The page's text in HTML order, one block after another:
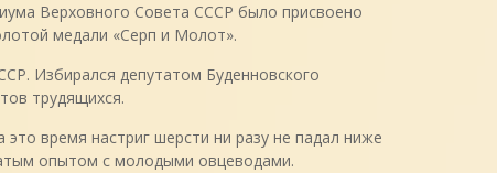
Верховного Совета СССР было присвоено
медали «Серп и Молот».
Избирался депутатом Буденновского
трудящихся.
время настриг шерсти ни разу не падал ниже
опытом с молодыми овцеводами.